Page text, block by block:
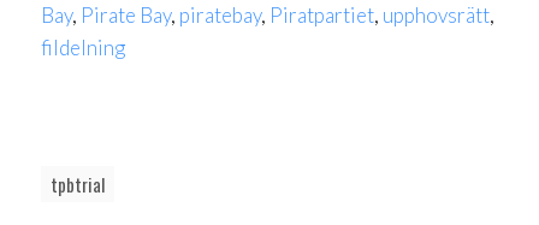
Bay, Pirate Bay, piratebay, Piratpartiet, upphovsrätt,
fildelning
tpbtrial